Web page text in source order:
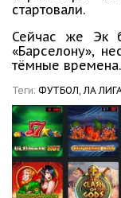
стартовали.
Сейчас же Эк
«Барселону»,
тёмные времена.
Теги: ФУТБОЛ, ЛА ЛИГА,